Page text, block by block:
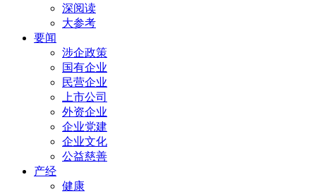
深阅读
大参考
要闻
涉企政策
国有企业
民营企业
上市公司
外资企业
企业党建
企业文化
公益慈善
产经
健康